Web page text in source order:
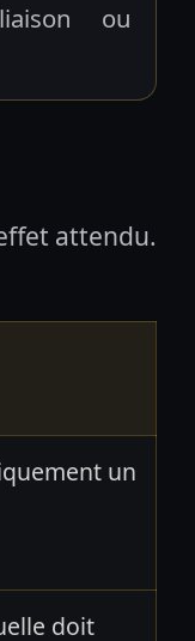
ou
attendu.
un
doit